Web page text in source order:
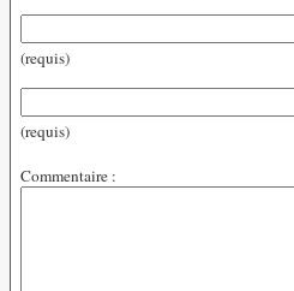
(requis)
(requis)
Commentaire :